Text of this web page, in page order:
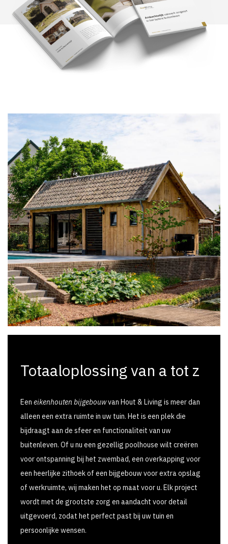
Totaaloplossing van a tot z
Een eikenhouten bijgebouwvan Hout & Living is meer dan
alleen een extra ruimte in uw tuin. Het is een plek die
bijdraagt aan de sfeer en functionaliteit van uw
buitenleven. Of u nu een gezellig poolhouse wilt creëren
voor ontspanning bij het zwembad, een overkapping voor
een heerlijke zithoek of een bijgebouw voor extra opslag
of werkruimte, wij maken het op maat voor u. Elk project
wordt met de grootste zorg en aandacht voor detail
uitgevoerd, zodat het perfect past bij uw tuin en
persoonlijke wensen.